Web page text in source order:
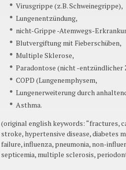
Virusgrippe (z.B. Schweinegrippe),
Lungenentzündung,
nicht-Grippe -Atemwegs-
Blutvergiftung mit Fieberschüben,
Multiple Sklerose,
Paradontose (nicht -entzündlicher
COPD (Lungenemphysem,
Lungenerweiterung durch
Asthma.
(original english keywords: “fractures,
stroke, hypertensive disease, diabetes
failure, influenza, pneumonia, non-
septicemia, multiple sclerosis,